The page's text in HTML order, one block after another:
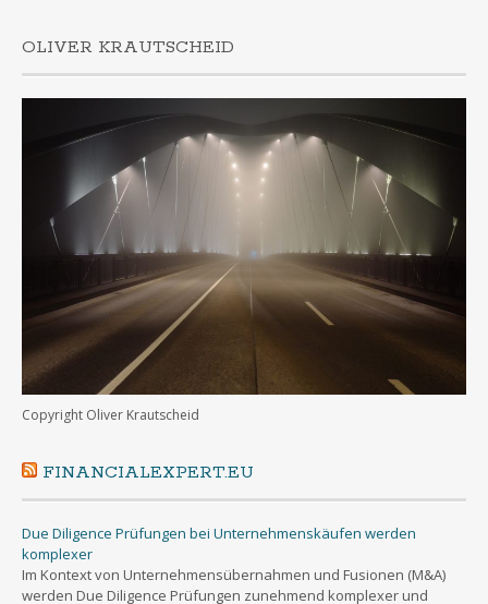
OLIVER KRAUTSCHEID
Copyright Oliver Krautscheid
FINANCIALEXPERT.EU
Due Diligence Prüfungen bei Unternehmenskäufen werden
komplexer
Im Kontext von Unternehmensübernahmen und Fusionen (M&A)
werden Due Diligence Prüfungen zunehmend komplexer und